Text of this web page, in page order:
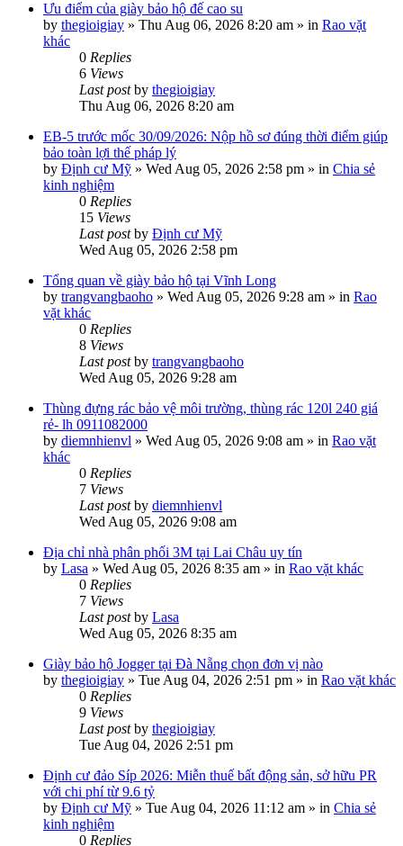
Ưu điểm của giày bảo hộ đế cao su
by thegioigiay » Thu Aug 06, 2026 8:20 am » in Rao vặt
khác
0 Replies
6 Views
Last postby thegioigiay
Thu Aug 06, 2026 8:20 am
EB-5 trước mốc 30/09/2026: Nộp hồ sơ đúng thời điểm giúp
bảo toàn lợi thế pháp lý
by Định cư Mỹ » Wed Aug 05, 2026 2:58 pm » in Chia sẻ
kinh nghiệm
0 Replies
15 Views
Last postby Định cư Mỹ
Wed Aug 05, 2026 2:58 pm
Tổng quan về giày bảo hộ tại Vĩnh Long
by trangvangbaoho » Wed Aug 05, 2026 9:28 am » in Rao
vặt khác
0 Replies
8 Views
Last postby trangvangbaoho
Wed Aug 05, 2026 9:28 am
Thùng đựng rác bảo vệ môi trường, thùng rác 120l 240 giá
rẻ- lh 0911082000
by diemnhienvl » Wed Aug 05, 2026 9:08 am » in Rao vặt
khác
0 Replies
7 Views
Last postby diemnhienvl
Wed Aug 05, 2026 9:08 am
Địa chỉ nhà phân phối 3M tại Lai Châu uy tín
by Lasa » Wed Aug 05, 2026 8:35 am » in Rao vặt khác
0 Replies
7 Views
Last postby Lasa
Wed Aug 05, 2026 8:35 am
Giày bảo hộ Jogger tại Đà Nẵng chọn đơn vị nào
by thegioigiay » Tue Aug 04, 2026 2:51 pm » in Rao vặt khác
0 Replies
9 Views
Last postby thegioigiay
Tue Aug 04, 2026 2:51 pm
Định cư đảo Síp 2026: Miễn thuế bất động sản, sở hữu PR
với chi phí từ 9.6 tỷ
by Định cư Mỹ » Tue Aug 04, 2026 11:12 am » in Chia sẻ
kinh nghiệm
0 Replies